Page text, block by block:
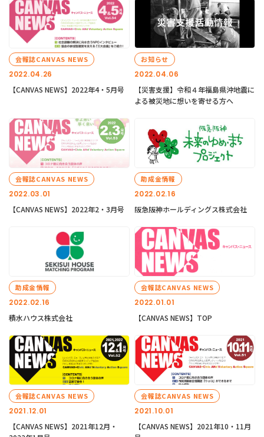
2022.04.26
会報誌CANVAS NEWS
【CANVAS NEWS】2022年4・5月号
2022.04.06
お知らせ
【災害支援】令和４年福島県沖地震に
よる被災地に想いを寄せる方へ
2022.03.01
会報誌CANVAS NEWS
【CANVAS NEWS】2022年2・3月号
2022.02.16
助成金情報
阪急阪神ホールディングス株式会社
2022.02.16
助成金情報
積水ハウス株式会社
2022.01.01
会報誌CANVAS NEWS
【CANVAS NEWS】TOP
2021.12.01
会報誌CANVAS NEWS
【CANVAS NEWS】2021年12月・
2021.10.01
会報誌CANVAS NEWS
【CANVAS NEWS】2021年10・11月